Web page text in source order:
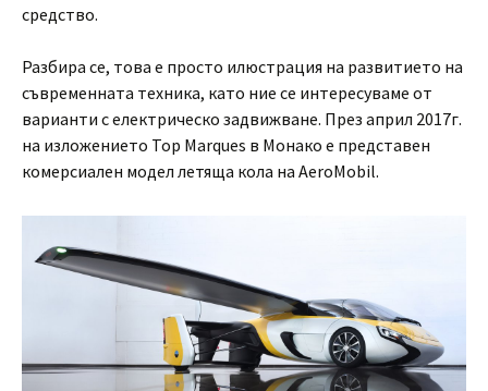
средство.
Разбира се, това е просто илюстрация на развитието на
съвременната техника, като ние се интересуваме от
варианти с електрическо задвижване. През април 2017г.
на изложението Top Marques в Монако е представен
комерсиален модел летяща кола на AeroMobil.